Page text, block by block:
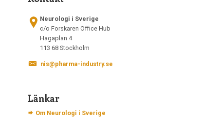
Neurologi i Sverige
c/o Forskaren Office Hub
Hagaplan 4
113 68 Stockholm
nis@pharma-industry.se
Länkar
Om Neurologi i Sverige